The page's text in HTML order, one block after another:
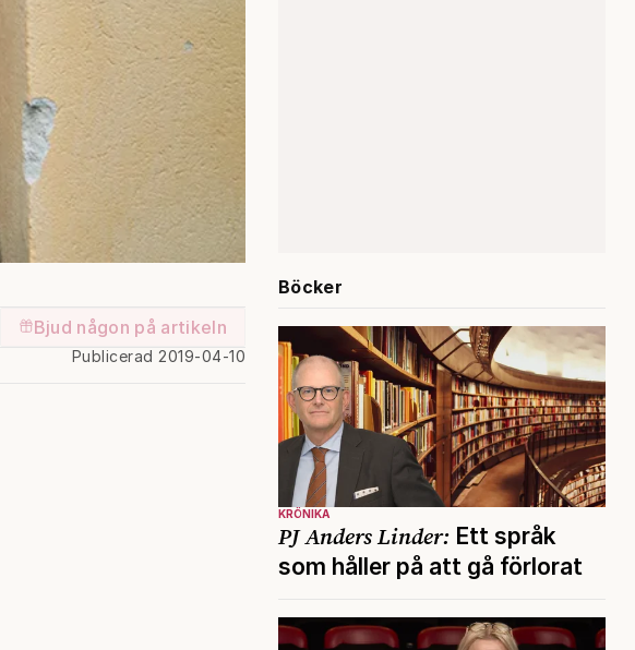
Bjud någon på artikeln
Publicerad 2019-04-10
Böcker
KRÖNIKA
PJ Anders Linder: Ett språk
som håller på att gå förlorat